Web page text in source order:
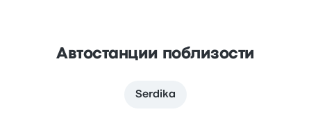
Автостанции поблизости
Serdika